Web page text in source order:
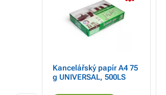
Kancelářský papír A4 75
g UNIVERSAL, 500LS